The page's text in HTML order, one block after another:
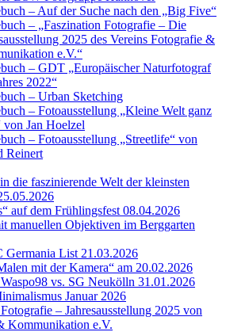
– Auf der Suche nach den „Big Five“
– „Faszination Fotografie – Die
2025 des Vereins Fotografie &
e.V.“
– GDT „Europäischer Naturfotograf
2022“
– Urban Sketching
– Fotoausstellung „Kleine Welt ganz
von Jan Hoelzel
– Fotoausstellung „Streetlife“ von
Reinert
die faszinierende Welt der kleinsten
auf dem Frühlingsfest 08.04.2026
manuellen Objektiven im Berggarten
Germania List 21.03.2026
mit der Kamera“ am 20.02.2026
vs. SG Neukölln 31.01.2026
Januar 2026
– Jahresausstellung 2025 von
Kommunikation e.V.